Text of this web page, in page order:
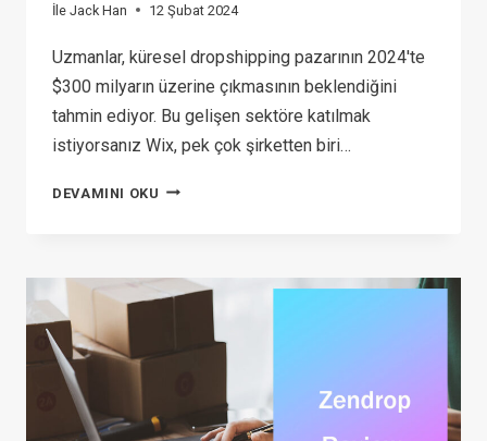
İle Jack Han 12 Şubat 2024
Uzmanlar, küresel dropshipping pazarının 2024'te
$300 milyarın üzerine çıkmasının beklendiğini
tahmin ediyor. Bu gelişen sektöre katılmak
istiyorsanız Wix, pek çok şirketten biri…
DEVAMINI OKU HOW
WIX
DROPSHIPPING